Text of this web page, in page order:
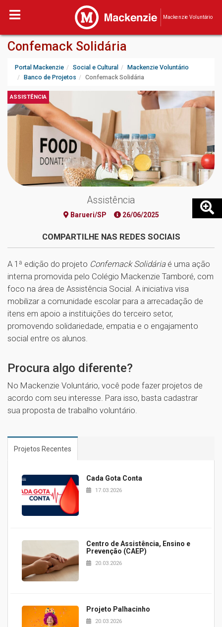
Mackenzie Voluntário
Confemack Solidária
Portal Mackenzie Social e Cultural
Mackenzie Voluntário
Banco de Projetos
Confemack Solidária
ASSISTÊNCIA
Assistência
Barueri/SP 26/06/2025
COMPARTILHE NAS REDES SOCIAIS
A 1ª edição do projeto Confemack Solidáriaé uma ação
interna promovida pelo Colégio Mackenzie Tamboré, com
foco na área de Assistência Social. A iniciativa visa
mobilizar a comunidade escolar para a arrecadação de
itens em apoio a instituições do terceiro setor,
promovendo solidariedade, empatia e o engajamento
social entre os alunos.
Procura algo diferente?
No Mackenzie Voluntário, você pode fazer projetos de
acordo com seu interesse. Para isso, basta cadastrar
sua proposta de trabalho voluntário.
Projetos Recentes
Cada Gota Conta
17.03.2026
Centro de Assistência, Ensino e
Prevenção (CAEP)
20.03.2026
Projeto Palhacinho
20.03.2026